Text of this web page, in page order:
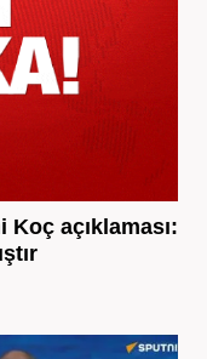
açıklaması: